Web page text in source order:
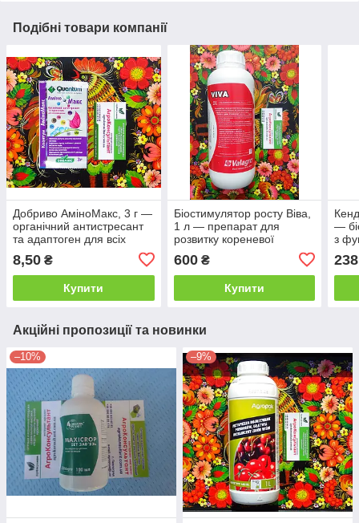
Подібні товари компанії
Добриво АміноМакс, 3 г —
органічний антистресант
та адаптоген для всіх
8,50 ₴
Купити
Біостимулятор росту Віва,
1 л — препарат для
розвитку кореневої
родючості ґрунту
600₴
Купити
—
з
238
Акційні пропозиції та новинки
–10% –9%